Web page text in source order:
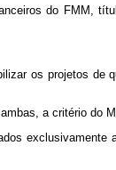
do FMM,
os projetos de
a critério do
exclusivamente